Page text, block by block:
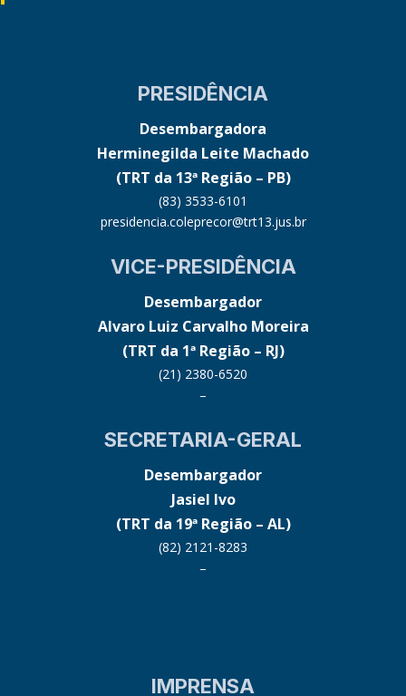
PRESIDÊNCIA
Desembargadora
Herminegilda Leite Machado
(TRT da 13ª Região – PB)
(83) 3533-6101
presidencia.coleprecor@trt13.jus.br
VICE-PRESIDÊNCIA
Desembargador
Alvaro Luiz Carvalho Moreira
(TRT da 1ª Região – RJ)
(21) 2380-6520
–
SECRETARIA-GERAL
Desembargador
Jasiel Ivo
(TRT da 19ª Região – AL)
(82) 2121-8283
–
IMPRENSA